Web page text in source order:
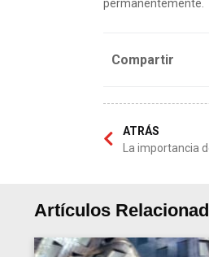
permanentemente.
Compartir
ATRÁS
La importancia
Artículos